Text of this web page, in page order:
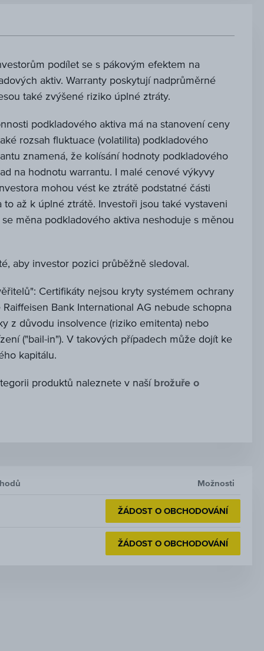
podílet se s pákovým efektem na
aktiv. Warranty poskytují nadprůměrné
také zvýšené riziko úplné ztráty.
podkladového aktiva má na stanovení ceny
rozsah fluktuace (volatilita) podkladového
znamená, že kolísání hodnoty podkladového
na hodnotu warrantu. I malé cenové výkyvy
mohou vést ke ztrátě podstatné části
to až k úplné ztrátě. Investoři jsou také vystaveni
měna podkladového aktiva neshoduje s měnou
aby investor pozici průběžně sledoval.
Certifikáty nejsou kryty systémem ochrany
Bank International AG nebude schopna
z důvodu insolvence (riziko emitenta) nebo
("bail-in"). V takových případech může dojít ke
kapitálu.
produktů naleznete v naší brožuře o
Možnosti
ŽÁDOST O OBCHODOVÁNÍ
ŽÁDOST O OBCHODOVÁNÍ